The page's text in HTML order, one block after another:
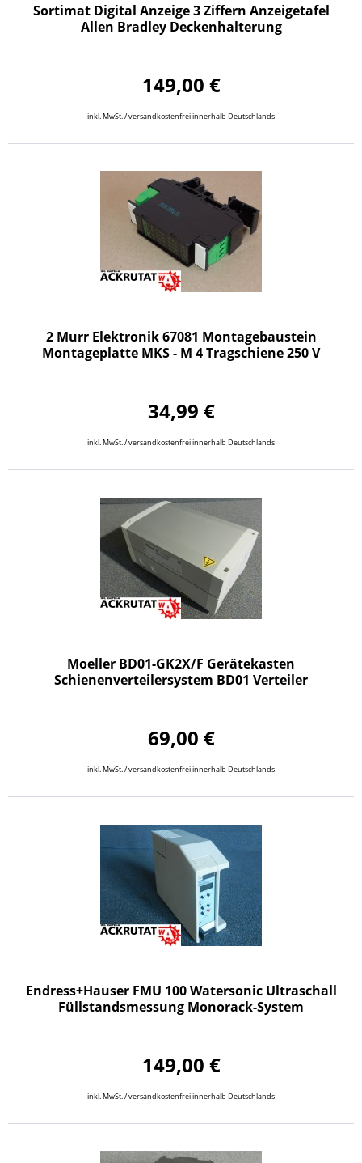
Sortimat Digital Anzeige 3 Ziffern Anzeigetafel
Allen Bradley Deckenhalterung
149,00 €
inkl. MwSt. / versandkostenfrei innerhalb Deutschlands
2 Murr Elektronik 67081 Montagebaustein
Montageplatte MKS - M 4 Tragschiene 250 V
34,99 €
inkl. MwSt. / versandkostenfrei innerhalb Deutschlands
Moeller BD01-GK2X/F Gerätekasten
Schienenverteilersystem BD01 Verteiler
69,00 €
inkl. MwSt. / versandkostenfrei innerhalb Deutschlands
Endress+Hauser FMU 100 Watersonic Ultraschall
Füllstandsmessung Monorack-System
149,00 €
inkl. MwSt. / versandkostenfrei innerhalb Deutschlands